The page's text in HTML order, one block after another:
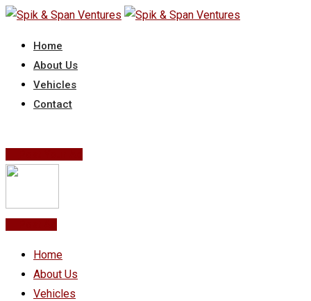
Skip
content
Home
About Us
Vehicles
Contact
Home
About Us
Vehicles